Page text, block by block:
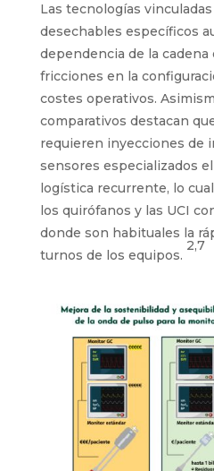
Las tecnologías
desechables específicos
dependencia de la cadena
fricciones en la
costes operativos.
comparativos destacan
requieren inyecciones de
sensores especializados
logística recurrente, lo
los quirófanos y las UCI
donde son habituales la
turnos de los equipos.
2,7